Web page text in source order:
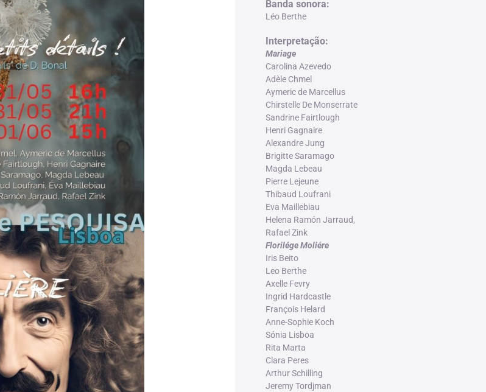
Banda sonora:
Léo Berthe
Interpretação:
Mariage
Carolina Azevedo
Adèle Chmel
Aymeric de Marcellus
Chirstelle De Monserrate
Sandrine Fairtlough
Henri Gagnaire
Alexandre Jung
Brigitte Saramago
Magda Lebeau
Pierre Lejeune
Thibaud Loufrani
Eva Maillebiau
Helena Ramón Jarraud,
Rafael Zink
Florilége Moliére
Iris Beito
Leo Berthe
Axelle Fevry
Ingrid Hardcastle
François Helard
Anne-Sophie Koch
Sónia Lisboa
Rita Marta
Clara Peres
Arthur Schilling
Jeremy Tordjman